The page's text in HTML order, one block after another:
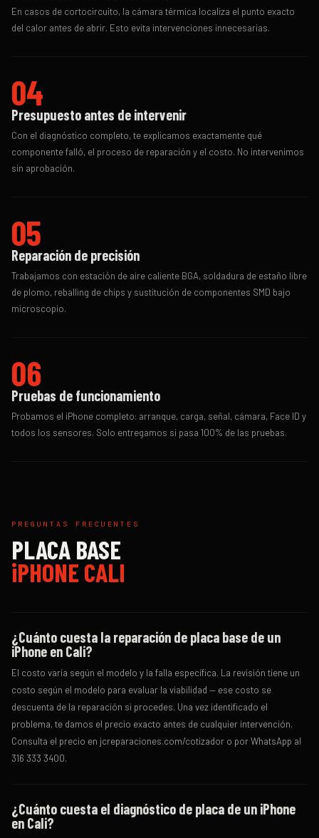
En casos de cortocircuito, la cámara térmica localiza el punto exacto
del calor antes de abrir. Esto evita intervenciones innecesarias.
04
Presupuesto antes de intervenir
Con el diagnóstico completo, te explicamos exactamente qué
componente falló, el proceso de reparación y el costo. No intervenimos
sin aprobación.
05
Reparación de precisión
Trabajamos con estación de aire caliente BGA, soldadura de estaño libre
de plomo, reballing de chips y sustitución de componentes SMD bajo
microscopio.
06
Pruebas de funcionamiento
Probamos el iPhone completo: arranque, carga, señal, cámara, Face ID y
todos los sensores. Solo entregamos si pasa 100% de las pruebas.
PREGUNTAS FRECUENTES
PLACA BASE
iPHONE CALI
¿Cuánto cuesta la reparación de placa base de un
iPhone en Cali?
El costo varía según el modelo y la falla específica. La revisión tiene un
costo según el modelo para evaluar la viabilidad — ese costo se
descuenta de la reparación si procedes. Una vez identificado el
problema, te damos el precio exacto antes de cualquier intervención.
Consulta el precio en jcreparaciones.com/cotizador o por WhatsApp al
316 333 3400.
¿Cuánto cuesta el diagnóstico de placa de un iPhone
en Cali?